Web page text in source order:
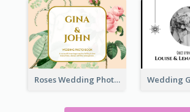
Roses Wedding Photo Book